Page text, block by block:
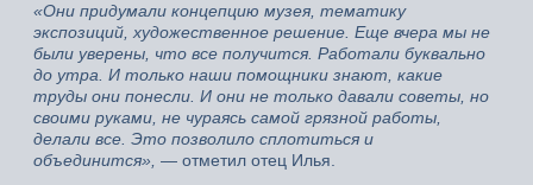
«Они придумали концепцию музея, тематику
экспозиций, художественное решение. Еще вчера мы не
были уверены, что все получится. Работали буквально
до утра. И только наши помощники знают, какие
труды они понесли. И они не только давали советы, но
своими руками, не чураясь самой грязной работы,
делали все. Это позволило сплотиться и
объединится», — отметил отец Илья.